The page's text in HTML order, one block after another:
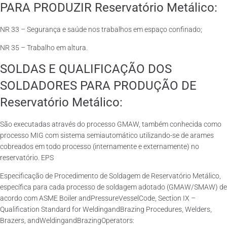
PARA PRODUZIR Reservatório Metálico:
NR 33 – Segurança e saúde nos trabalhos em espaço confinado;
NR 35 – Trabalho em altura.
SOLDAS E QUALIFICAÇÃO DOS
SOLDADORES PARA PRODUÇÃO DE
Reservatório Metálico:
São executadas através do processo GMAW, também conhecida como
processo MIG com sistema semiautomático utilizando-se de arames
cobreados em todo processo (internamente e externamente) no
reservatório. EPS
Especificação de Procedimento de Soldagem de Reservatório Metálico,
específica para cada processo de soldagem adotado (GMAW/SMAW) de
acordo com ASME Boiler andPressureVesselCode, Section IX –
Qualification Standard for WeldingandBrazing Procedures, Welders,
Brazers, andWeldingandBrazingOperators: